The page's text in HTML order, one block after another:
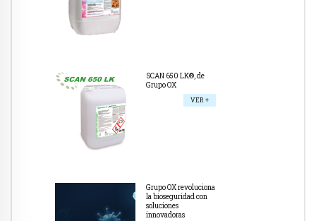
SCAN 650 LK®, de
Grupo OX
VER +
Grupo OX revoluciona
la bioseguridad con
soluciones
innovadoras